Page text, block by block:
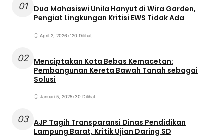
01
Dua Mahasiswi Unila Hanyut di Wira Garden,
Pengiat Lingkungan Kritisi EWS Tidak Ada
April 2, 2026•120 Dilihat
02 Menciptakan Kota Bebas Kemacetan:
Pembangunan Kereta Bawah Tanah sebagai
Solusi
Januari 5, 2025•30 Dilihat
03 AJP Tagih Transparansi Dinas Pendidikan
Lampung Barat, Kritik Ujian Daring SD